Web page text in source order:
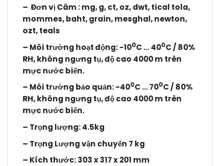
– Đơn vị Câm : mg, g, ct, oz, dwt, tical tola,
mommes, baht, grain, mesghal, newton,
ozt, teals
– Môi trường hoạt động: -100C … 400C / 80%
RH, không ngưng tụ, độ cao 4000 m trên
mực nước biển.
– Môi trường bảo quản: -400C … 700C / 80%
RH, không ngưng tụ, độ cao 4000 m trên
mực nước biển.
– Trọng lượng: 4.5kg
– Trọng Lượng vận chuyển 7 kg
– Kích thước: 303 x 317 x 201 mm